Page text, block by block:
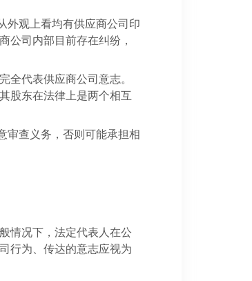
外观上看均有供应商公司印
公司内部目前存在纠纷，
全代表供应商公司意志。
股东在法律上是两个相互
审查义务，否则可能承担相
情况下，法定代表人在公
行为、传达的意志应视为